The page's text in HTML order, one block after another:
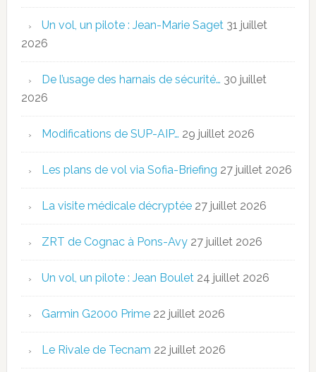
Un vol, un pilote : Jean-Marie Saget 31 juillet
2026
De l’usage des harnais de sécurité… 30 juillet
2026
Modifications de SUP-AIP… 29 juillet 2026
Les plans de vol via Sofia-Briefing 27 juillet 2026
La visite médicale décryptée 27 juillet 2026
ZRT de Cognac à Pons-Avy 27 juillet 2026
Un vol, un pilote : Jean Boulet 24 juillet 2026
Garmin G2000 Prime 22 juillet 2026
Le Rivale de Tecnam 22 juillet 2026